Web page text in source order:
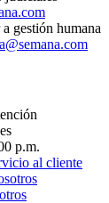
gestión humana
p.m.
al cliente